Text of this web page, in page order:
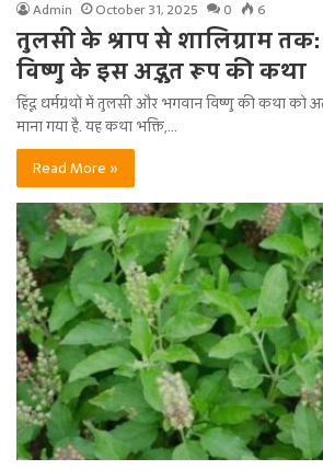
Admin October 31, 2025 0 6
तुलसी के श्राप से शालिग्राम
विष्णु के इस अद्भुत रूप की कथा
हिंदू धर्मग्रंथों में तुलसी और भगवान विष्णु की कथा को
माना गया है. यह कथा भक्ति,…
Read More »